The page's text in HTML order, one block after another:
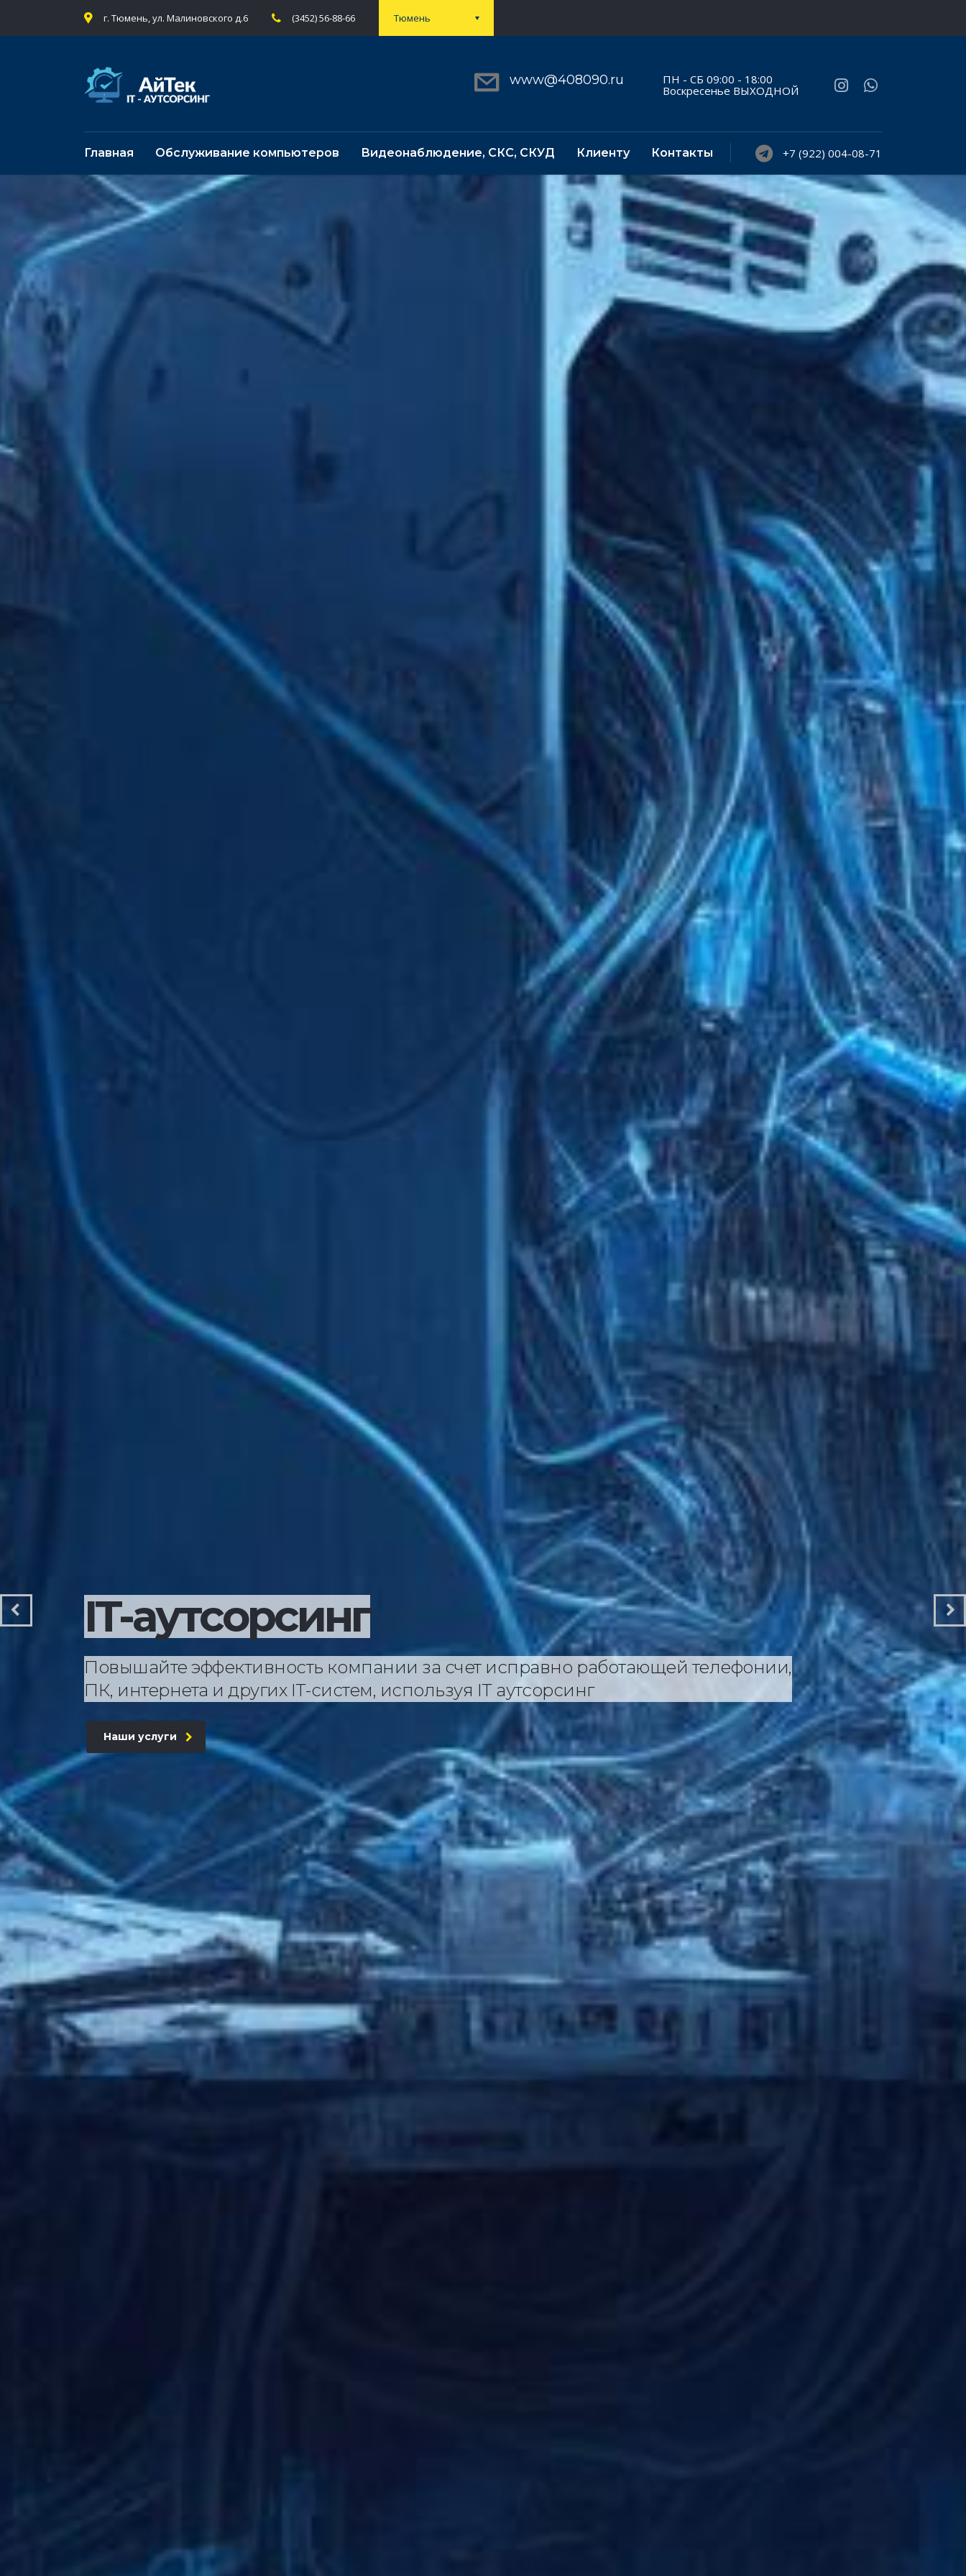
Тюмень
г. Тюмень, ул. Малиновского д.6 (3452) 56-88-66
www@408090.ru
ПН - СБ 09:00 - 18:00
Воскресенье ВЫХОДНОЙ
Главная Обслуживание компьютеров Видеонаблюдение, СКС, СКУД Клиенту Контакты +7 (922) 004-08-71
IT-аутсорсинг
Повышайте эффективность компании за счет исправно работающей телефонии,
ПК, интернета и других IT-систем, используя IT аутсорсинг
Наши услуги